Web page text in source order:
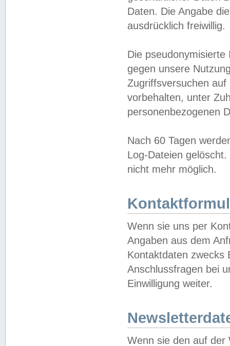
Daten. Die Angabe
ausdrücklich freiwillig.
Die
gegen unsere
Zugriffsversuchen
vorbehalten, unter
personenbezogenen
Nach 60 Tagen
Log-Dateien
nicht mehr möglich.
Wenn sie uns per
Angaben aus dem
Kontaktdaten zwecks
Anschlussfragen bei
Einwilligung weiter.
Wenn sie den auf der